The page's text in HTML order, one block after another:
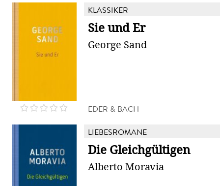
KLASSIKER
Sie und Er
George Sand
EDER & BACH
LIEBESROMANE
Die Gleichgültigen
Alberto Moravia